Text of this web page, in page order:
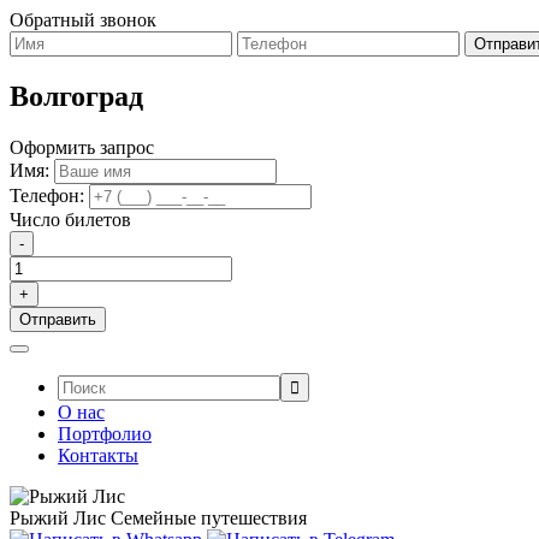
Обратный звонок
Волгоград
Оформить запрос
Имя:
Телефон:
Число билетов
-
+
Поиск:
О нас
Портфолио
Контакты
Рыжий Лис Семейные путешествия